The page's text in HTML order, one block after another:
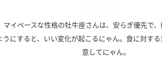
イペースな性格の牡牛座さんは、安らぎ優先で
にすると、いい変化が起こるにゃん。食に対す
意してにゃん。